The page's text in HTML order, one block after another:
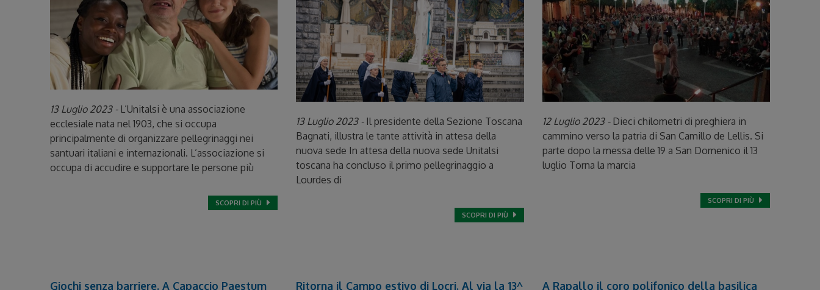
13 Luglio 2023 - L’Unitalsi è una associazione
ecclesiale nata nel 1903, che si occupa
principalmente di organizzare pellegrinaggi nei
santuari italiani e internazionali. L’associazione si
occupa di accudire e supportare le persone più
SCOPRI DI PIÙ
13 Luglio 2023 - Il presidente della Sezione Toscana
Bagnati, illustra le tante attività in attesa della
nuova sede In attesa della nuova sede Unitalsi
toscana ha concluso il primo pellegrinaggio a
Lourdes di
SCOPRI DI PIÙ
12 Luglio 2023 - Dieci chilometri di preghiera in
cammino verso la patria di San Camillo de Lellis. Si
parte dopo la messa delle 19 a San Domenico il 13
luglio Torna la marcia
SCOPRI DI PIÙ
Giochi senza barriere. A Capaccio Paestum
Ritorna il Campo estivo di Locri. Al via la 13^
A Rapallo il coro polifonico della basilica